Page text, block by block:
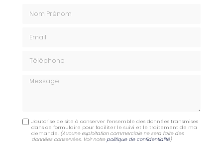
Message
J'autorise ce site à conserver l'ensemble des données transmises
dans ce formulaire pour faciliter le suivi et le traitement de ma
demande. (Aucune exploitation commerciale ne sera faite des
données conservées. Voir notre politique de confidentialité)